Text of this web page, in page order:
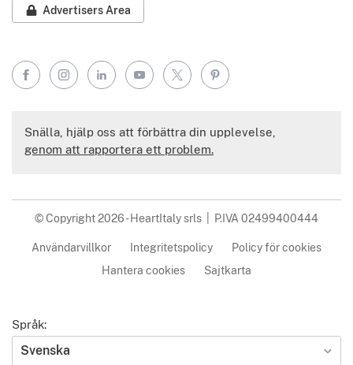
Advertisers Area
FacebookInstagramLinkedInYouTube
X Pinterest
Snälla, hjälp oss att förbättra din upplevelse,
genom att rapportera ett problem.
© Copyright 2026 - HeartItaly srls | P.IVA 02499400444
Användarvillkor Integritetspolicy
Policy för cookies
Hantera cookies
Sajtkarta
Språk:
Svenska